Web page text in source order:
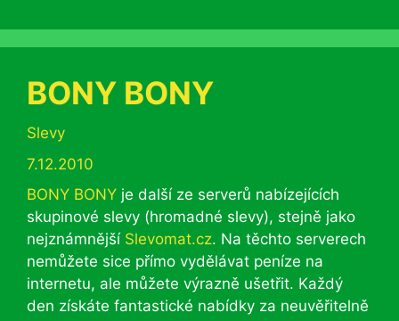
BONY BONY
Rubriky
Slevy
7.12.2010
BONY BONY je další ze serverů nabízejících
skupinové slevy (hromadné slevy), stejně jako
nejznámnější Slevomat.cz. Na těchto serverech
nemůžete sice přímo vydělávat peníze na
internetu, ale můžete výrazně ušetřit. Každý
den získáte fantastické nabídky za neuvěřitelně